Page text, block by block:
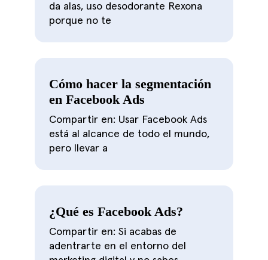
da alas, uso desodorante Rexona
porque no te
Cómo hacer la segmentación
en Facebook Ads
Compartir en: Usar Facebook Ads
está al alcance de todo el mundo,
pero llevar a
¿Qué es Facebook Ads?
Compartir en: Si acabas de
adentrarte en el entorno del